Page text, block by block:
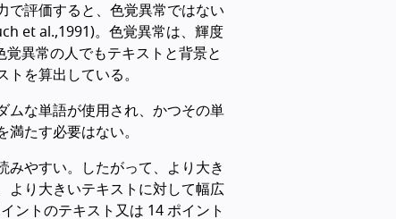
で評価すると、色覚異常ではない
et al.,1991)。色覚異常は、輝度
異常の人でもテキストと背景と
を算出している。
ムな単語が使用され、かつその単
たす必要はない。
みやすい。したがって、より大き
より大きいテキストに対して幅広
ントのテキスト又は 14 ポイント